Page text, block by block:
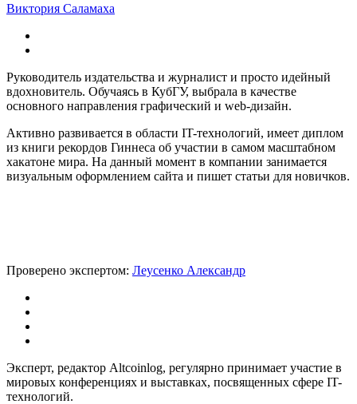
Виктория Саламаха
Руководитель издательства и журналист и просто идейный
вдохновитель. Обучаясь в КубГУ, выбрала в качестве
основного направления графический и web-дизайн.
Активно развивается в области IT-технологий, имеет диплом
из книги рекордов Гиннеса об участии в самом масштабном
хакатоне мира. На данный момент в компании занимается
визуальным оформлением сайта и пишет статьи для новичков.
Проверено экспертом: Леусенко Александр
Эксперт, редактор Altcoinlog, регулярно принимает участие в
мировых конференциях и выставках, посвященных сфере IT-
технологий.